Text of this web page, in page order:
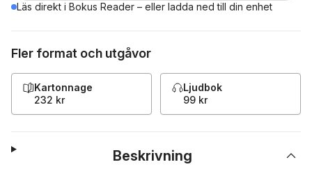
Läs direkt i Bokus Reader – eller ladda ned till din enhet
Fler format och utgåvor
Kartonnage
232 kr
Ljudbok
99 kr
Beskrivning